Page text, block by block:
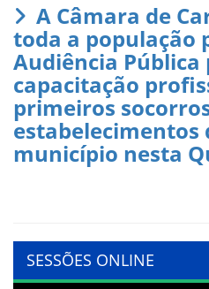
A Câmara de
toda a população
Audiência Pública
capacitação
primeiros
estabelecimentos
município nesta
SESSÕES ONLINE